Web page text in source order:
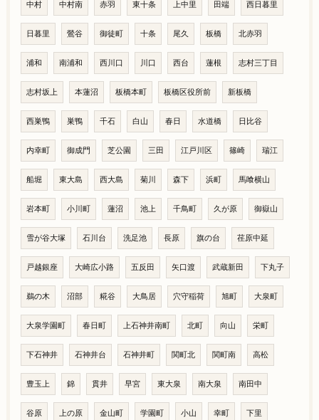
中村 中村南 赤羽 東十条 上中里 田端 西日暮里
日暮里 鶯谷 御徒町 十条 尾久 板橋 北赤羽
浦和 南浦和 西川口 川口 西台 蓮根 志村三丁目
志村坂上 本蓮沼 板橋本町 板橋区役所前 新板橋
西巣鴨 巣鴨 千石 白山 春日 水道橋 日比谷
内幸町 御成門 芝公園 三田 江戸川区 篠崎 瑞江
船堀 東大島 西大島 菊川 森下 浜町 馬喰横山
岩本町 小川町 蓮沼 池上 千鳥町 久が原 御嶽山
雪が谷大塚 石川台 洗足池 長原 旗の台 荏原中延
戸越銀座 大崎広小路 五反田 矢口渡 武蔵新田 下丸子
鵜の木 沼部 糀谷 大鳥居 穴守稲荷 旭町 大泉町
大泉学園町 春日町 上石神井南町 北町 向山 栄町
下石神井 石神井台 石神井町 関町北 関町南 高松
豊玉上 錦 貫井 早宮 東大泉 南大泉 南田中
谷原 上の原 金山町 学園町 小山 幸町 下里